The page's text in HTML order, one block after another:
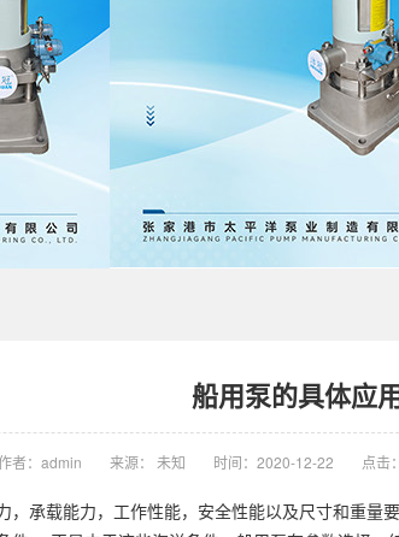
船用泵的具体应
者：admin 来源： 未知 时间：2020-12-22 点击
，承载能力，工作性能，安全性能以及尺寸和重